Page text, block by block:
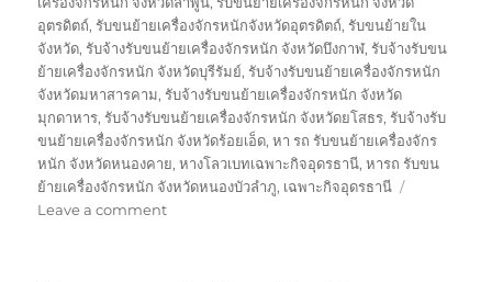
อุตรดิตถ์,รับขนย้ายเครื่องจักรหนักจังหวัดอุตรดิตถ์,รับขนย้ายใน
จังหวัด,รับจ้างรับขนย้ายเครื่องจักรหนัก จังหวัดบึงกาฬ,รับจ้างรับขน
ย้ายเครื่องจักรหนัก จังหวัดบุรีรัมย์,รับจ้างรับขนย้ายเครื่องจักรหนัก
จังหวัดมหาสารคาม,รับจ้างรับขนย้ายเครื่องจักรหนัก จังหวัด
มุกดาหาร,รับจ้างรับขนย้ายเครื่องจักรหนัก จังหวัดยโสธร,รับจ้างรับ
ขนย้ายเครื่องจักรหนัก จังหวัดร้อยเอ็ด,หา รถ รับขนย้ายเครื่องจักร
หนัก จังหวัดหนองคาย,หางโลวเบทเฉพาะกิจอุดรธานี,หารถ รับขน
ย้ายเครื่องจักรหนัก จังหวัดหนองบัวลำภู, เฉพาะกิจอุดรธานี
Leave a commenton